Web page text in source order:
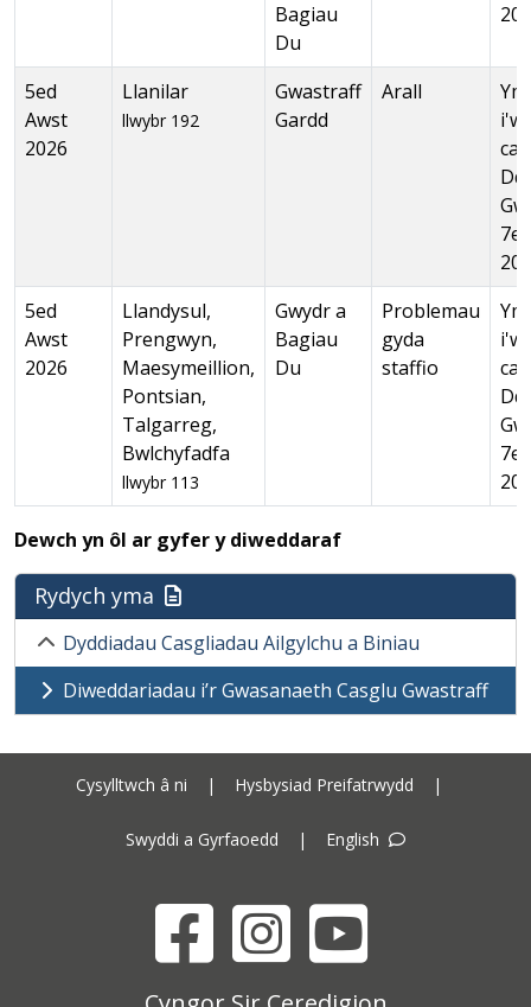
Bagiau
Du
5ed
Awst
2026
Llanilar
llwybr 192
Gwastraff
Gardd
Arall
i'w
5ed
Awst
2026
Llandysul,
Prengwyn,
Maesymeillion,
Pontsian,
Talgarreg,
Bwlchyfadfa
llwybr 113
Gwydr a
Bagiau
Du
Problemau
gyda
staffio
i'w
Dewch yn ôl ar gyfer y diweddaraf
Rydych yma
Dyddiadau Casgliadau Ailgylchu a Biniau
Diweddariadau i’r Gwasanaeth Casglu Gwastraff
Cysylltwch â ni | Hysbysiad Preifatrwydd |
Swyddi a Gyrfaoedd | English
FacebookInstagramYouTube
Cyngor Sir Ceredigion address